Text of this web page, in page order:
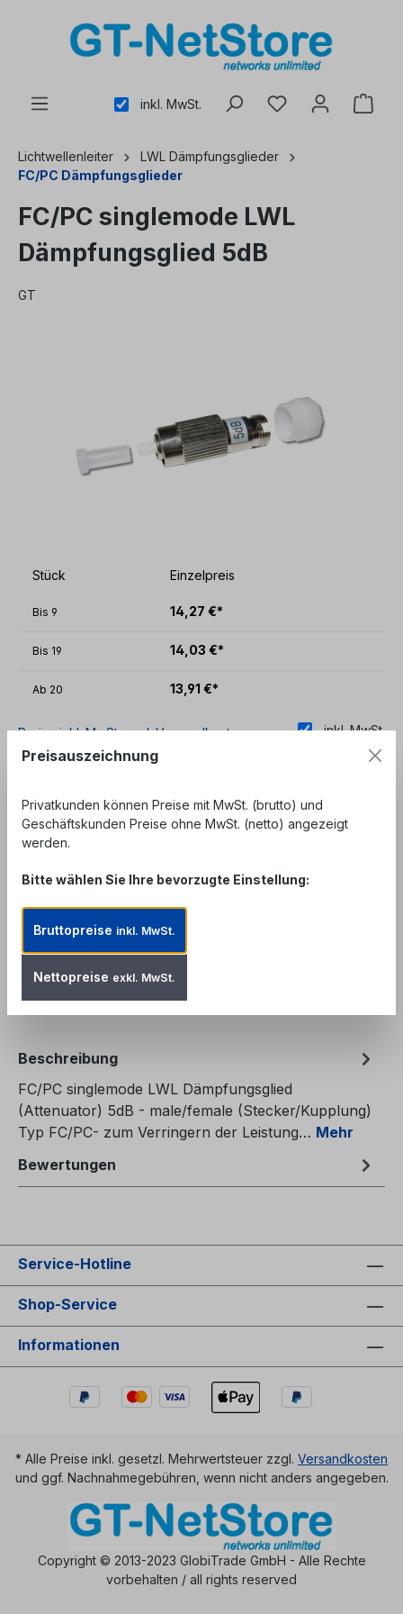
inkl. MwSt.
Lichtwellenleiter
LWL Dämpfungsglieder
FC/PC Dämpfungsglieder
FC/PC singlemode LWL
Dämpfungsglied 5dB
GT
Stück Einzelpreis
Bis 9 14,27 €*
Bis 19 14,03 €*
Ab 20 13,91 €*
inkl. MwSt.
Preise inkl. MwSt. zzgl. Versandkosten
Sofort verfügbar, Lieferzeit: 1-3 Tage
Unser Angebot richtet sich ausschließlich an
Geschäftskunden, Behörden und öffentliche
Einrichtungen. Kein Verkauf an private
Endverbraucher.
Produkt Anzahl: Gib den gewünschten
Produktnummer:FAT-FCMF-5
Beschreibung
FC/PC singlemode LWL Dämpfungsglied
(Attenuator) 5dB - male/female (Stecker/Kupplung)
Typ FC/PC- zum Verringern der Leistung… Mehr
Bewertungen
Service-Hotline
Shop-Service
Informationen
* Alle Preise inkl. gesetzl. Mehrwertsteuer zzgl. Versandkosten
und ggf. Nachnahmegebühren, wenn nicht anders angegeben.
Copyright © 2013-2023 GlobiTrade GmbH - Alle Rechte
vorbehalten / all rights reserved
Preisauszeichnung
Privatkunden können Preise mit MwSt. (brutto) und
Geschäftskunden Preise ohne MwSt. (netto) angezeigt
werden.
Bitte wählen Sie Ihre bevorzugte Einstellung:
Bruttopreise inkl. MwSt.
Nettopreise exkl. MwSt.